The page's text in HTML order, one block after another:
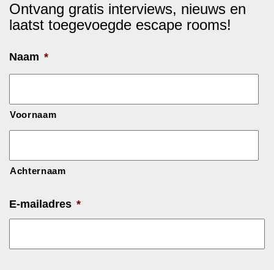
Ontvang gratis interviews, nieuws en
laatst toegevoegde escape rooms!
Naam *
Voornaam
Achternaam
E-mailadres *